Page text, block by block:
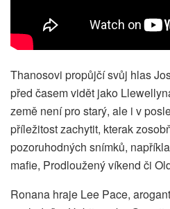
Thanosovi propůjčí svůj hlas
před časem vidět jako
země není pro starý, ale i v
příležitost zachytit, kterak
pozoruhodných snímků,
mafie, Prodloužený víkend či
Ronana hraje Lee Pace,